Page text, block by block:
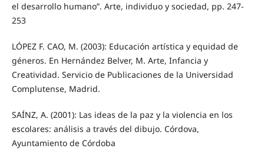
el desarrollo humano”. Arte, individuo y sociedad, pp. 247-
253
LÓPEZ F. CAO, M. (2003): Educación artística y equidad de
géneros. En Hernández Belver, M. Arte, Infancia y
Creatividad. Servicio de Publicaciones de la Universidad
Complutense, Madrid.
SAÍNZ, A. (2001): Las ideas de la paz y la violencia en los
escolares: análisis a través del dibujo. Córdova,
Ayuntamiento de Córdoba